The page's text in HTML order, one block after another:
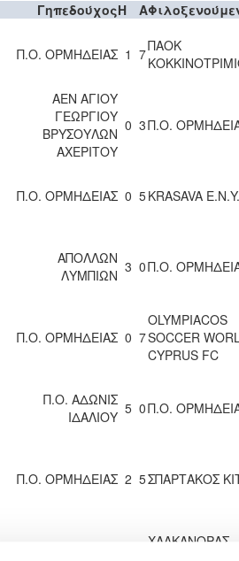
ΓηπεδούχοςH A
Π.Ο. ΟΡΜΗΔΕΙΑΣ 1 7ΠΑΟΚ
ΑΕΝ ΑΓΙΟΥ
ΓΕΩΡΓΙΟΥ
ΒΡΥΣΟΥΛΩΝ
ΑΧΕΡΙΤΟΥ
0 3Π.Ο.
Π.Ο. ΟΡΜΗΔΕΙΑΣ 0 5KRASAVA Ε.Ν.Y.
ΑΠΟΛΛΩΝ
ΛΥΜΠΙΩΝ 3 0Π.Ο.
Π.Ο. ΟΡΜΗΔΕΙΑΣ 0 7
OLYMPIACOS
SOCCER
CYPRUS FC
Π.Ο. ΑΔΩΝΙΣ
ΙΔΑΛΙΟΥ 5 0Π.Ο.
Π.Ο. ΟΡΜΗΔΕΙΑΣ 2 5ΣΠΑΡΤΑΚΟΣ
ΧΑΛΚΑΝΟΡΑΣ